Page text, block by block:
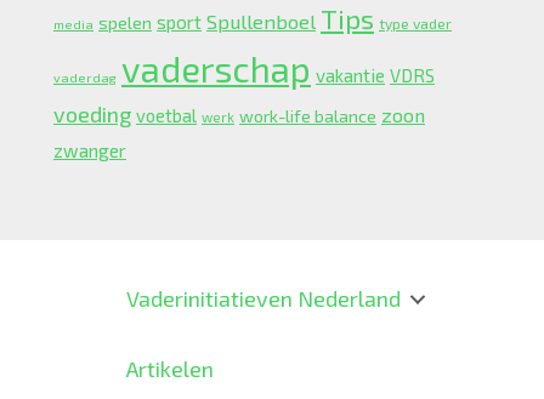
media spelen sport Spullenboel Tips type vader
vaderdag vaderschap vakantie VDRS
voeding voetbal werk work-life balance zoon
zwanger
Vaderinitiatieven Nederland
Artikelen